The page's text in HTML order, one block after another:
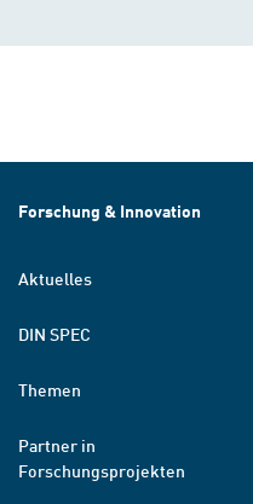
Forschung & Innovation
Aktuelles
DIN SPEC
Themen
Partner in
Forschungsprojekten